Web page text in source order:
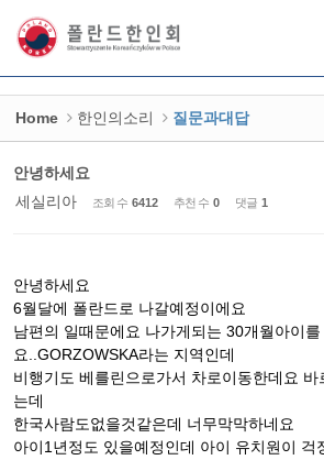
Home 한인의소리 질문과대답
안녕하세요
세실리아
조회 수 6412 추천 수 0 댓글 1
안녕하세요
6월달에 폴란드로 나갈예정이에요
남편의 일때문에요 나가게되는 30개월아이를
요..GORZOWSKA라는 지역인데
비행기도 베를린으로가서 차로이동한데요
는데
한국사람도없을것같은데 너무막막하네요
아이1년정도 있을예정인데 아이 유치원이 걱